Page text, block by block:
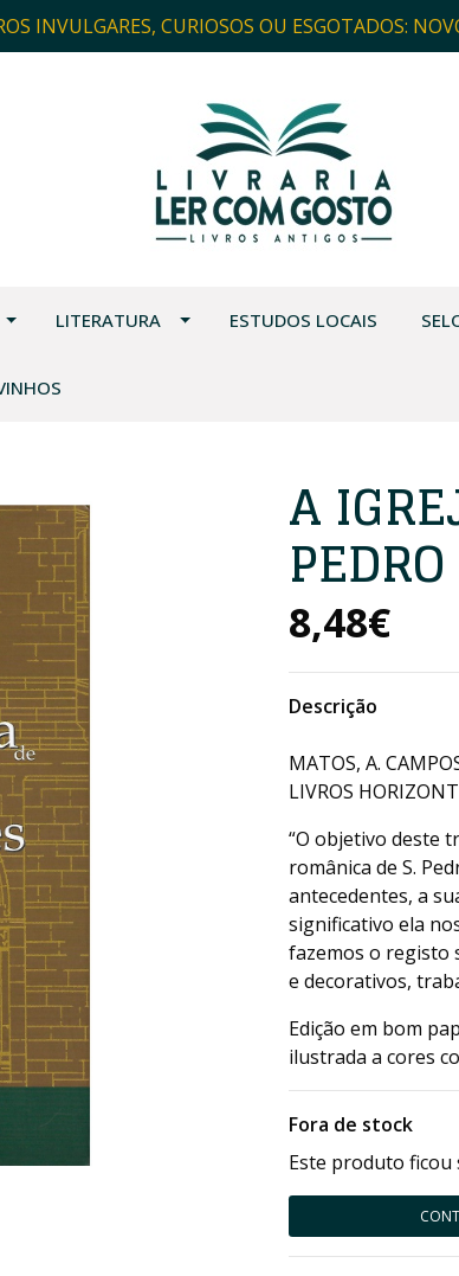
INVULGARES, CURIOSOS OU ESGOTADOS:
LITERATURA ESTUDOS LOCAIS
A
8,48€
Descrição
MATOS, A.
LIVROS
“O objetivo deste
românica de S.
antecedentes, a
significativo ela
fazemos o registo
e decorativos,
Edição em bom
ilustrada a cores
Fora de stock
Este produto ficou